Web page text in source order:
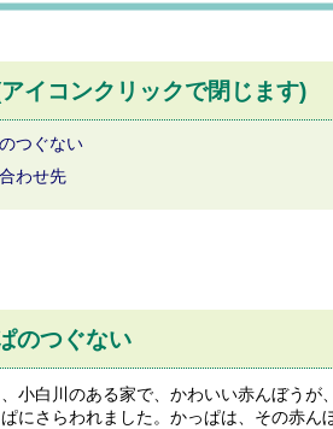
アイコンクリックで閉じます)
つぐない
わせ先
のつぐない
小白川のある家で、かわいい赤んぼうが
にさらわれました。かっぱは、その赤ん